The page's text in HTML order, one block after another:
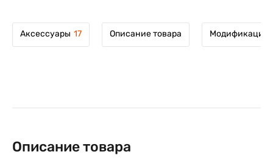
Аксессуары 17 Описание товара Модификации
Описание товара